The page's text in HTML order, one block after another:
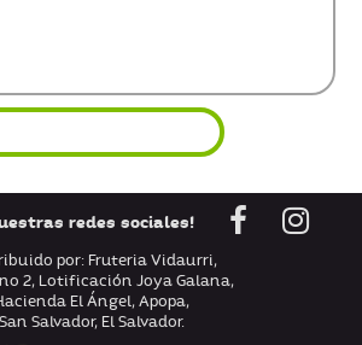
redes sociales!
por: Fruteria Vidaurri,
2, Lotificación Joya Galana,
El Ángel, Apopa,
San Salvador, El Salvador.